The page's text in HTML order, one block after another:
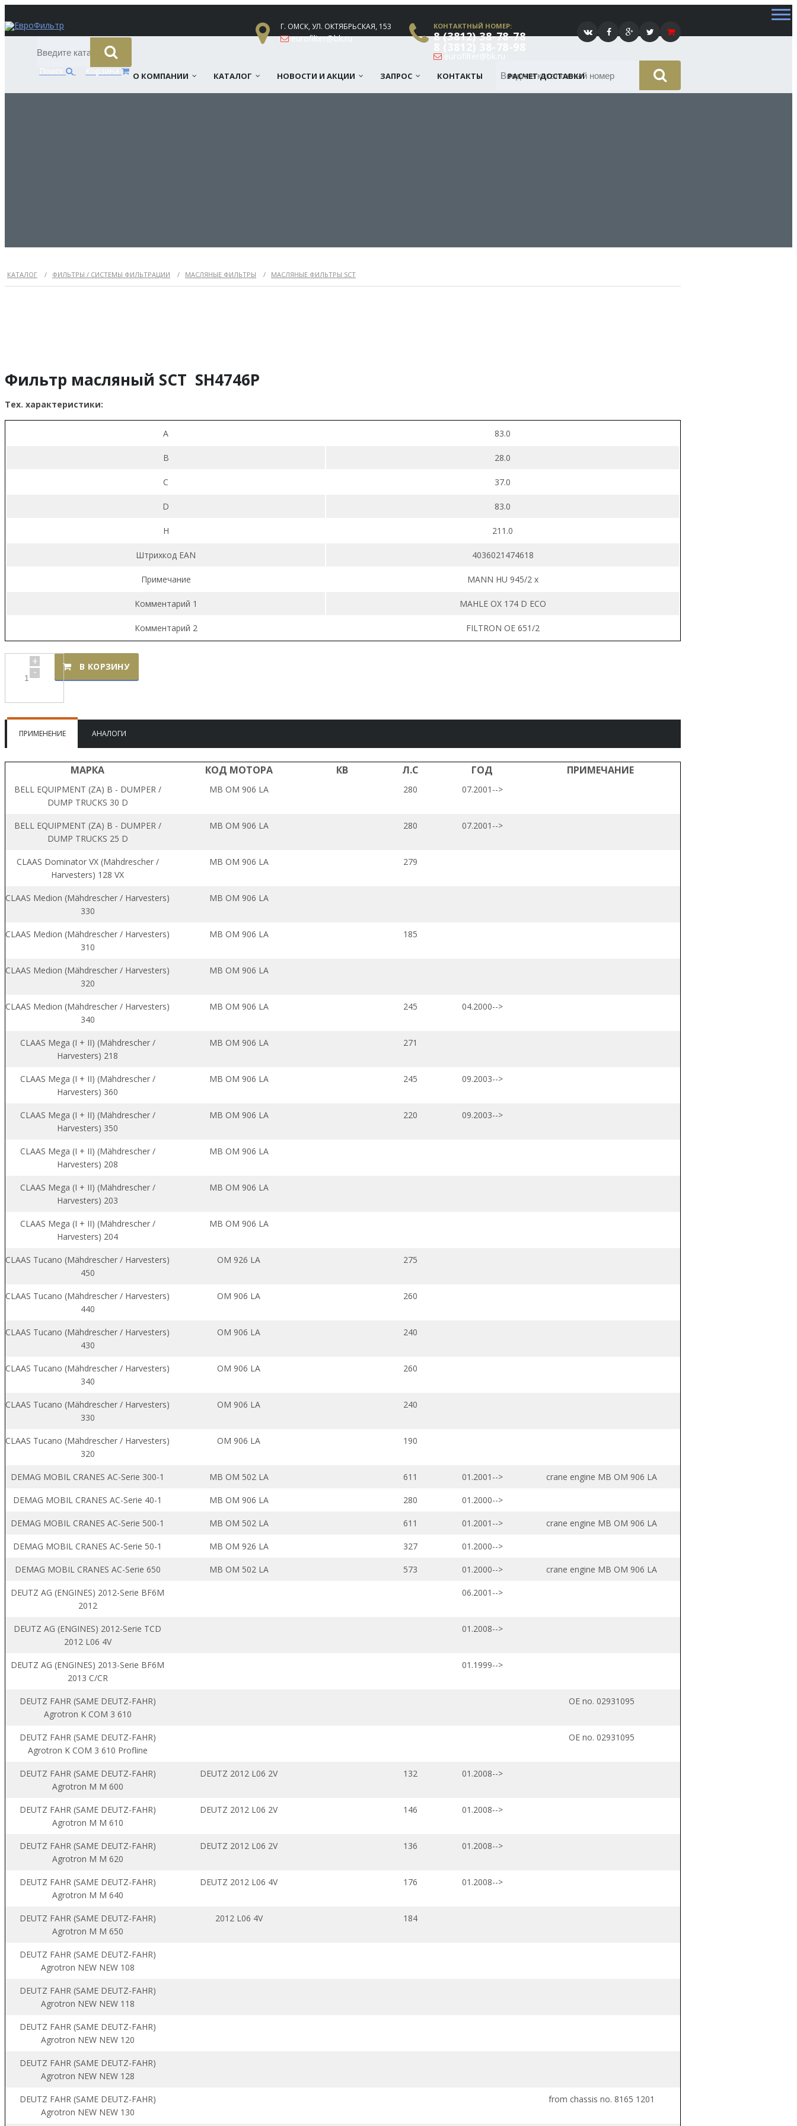
Корзина
КОНТАКТНЫЙ НОМЕР:
8 (3812) 38-78-78
eurofilter@bk.ru
Г. ОМСК, УЛ. ОКТЯБРЬСКАЯ, 153
eurofilter@bk.ru
О КОМПАНИИ КАТАЛОГ НОВОСТИ И АКЦИИ ЗАПРОС КОНТАКТЫ РАСЧЕТ ДОСТАВКИ
КАТАЛОГ / ФИЛЬТРЫ / СИСТЕМЫ ФИЛЬТРАЦИИ / МАСЛЯНЫЕ ФИЛЬТРЫ / МАСЛЯНЫЕ ФИЛЬТРЫ SCT
Фильтр масляный SCT SH4746P
Тех. характеристики:
A 83.0
B 28.0
C 37.0
D 83.0
H 211.0
Штрихкод EAN 4036021474618
Примечание MANN HU 945/2 x
Комментарий 1 MAHLE OX 174 D ECO
Комментарий 2 FILTRON OE 651/2
+
- В КОРЗИНУ
ПРИМЕНЕНИЕ АНАЛОГИ
МАРКА КОД МОТОРА КВ Л.С ГОД ПРИМЕЧАНИЕ
BELL EQUIPMENT (ZA) B - DUMPER /
DUMP TRUCKS 30 D
MB OM 906 LA 280 07.2001-->
BELL EQUIPMENT (ZA) B - DUMPER /
DUMP TRUCKS 25 D
MB OM 906 LA 280 07.2001-->
CLAAS Dominator VX (Mähdrescher /
Harvesters) 128 VX
MB OM 906 LA 279
CLAAS Medion (Mähdrescher / Harvesters)
330
MB OM 906 LA
CLAAS Medion (Mähdrescher / Harvesters)
310
MB OM 906 LA 185
CLAAS Medion (Mähdrescher / Harvesters)
320
MB OM 906 LA
CLAAS Medion (Mähdrescher / Harvesters)
340
MB OM 906 LA 245 04.2000-->
CLAAS Mega (I + II) (Mähdrescher /
Harvesters) 218
MB OM 906 LA 271
CLAAS Mega (I + II) (Mähdrescher /
Harvesters) 360
MB OM 906 LA 245 09.2003-->
CLAAS Mega (I + II) (Mähdrescher /
Harvesters) 350
MB OM 906 LA 220 09.2003-->
CLAAS Mega (I + II) (Mähdrescher /
Harvesters) 208
MB OM 906 LA
CLAAS Mega (I + II) (Mähdrescher /
Harvesters) 203
MB OM 906 LA
CLAAS Mega (I + II) (Mähdrescher /
Harvesters) 204
MB OM 906 LA
CLAAS Tucano (Mähdrescher / Harvesters)
450
OM 926 LA 275
CLAAS Tucano (Mähdrescher / Harvesters)
440
OM 906 LA 260
CLAAS Tucano (Mähdrescher / Harvesters)
430
OM 906 LA 240
CLAAS Tucano (Mähdrescher / Harvesters)
340
OM 906 LA 260
CLAAS Tucano (Mähdrescher / Harvesters)
330
OM 906 LA 240
CLAAS Tucano (Mähdrescher / Harvesters)
320
OM 906 LA 190
DEMAG MOBIL CRANES AC-Serie 300-1 MB OM 502 LA 611 01.2001--> crane engine MB OM 906 LA
DEMAG MOBIL CRANES AC-Serie 40-1 MB OM 906 LA 280 01.2000-->
DEMAG MOBIL CRANES AC-Serie 500-1 MB OM 502 LA 611 01.2001--> crane engine MB OM 906 LA
DEMAG MOBIL CRANES AC-Serie 50-1 MB OM 926 LA 327 01.2000-->
DEMAG MOBIL CRANES AC-Serie 650 MB OM 502 LA 573 01.2000--> crane engine MB OM 906 LA
DEUTZ AG (ENGINES) 2012-Serie BF6M
2012
06.2001-->
DEUTZ AG (ENGINES) 2012-Serie TCD
2012 L06 4V
01.2008-->
DEUTZ AG (ENGINES) 2013-Serie BF6M
2013 C/CR
01.1999-->
DEUTZ FAHR (SAME DEUTZ-FAHR)
Agrotron K COM 3 610
OE no. 02931095
DEUTZ FAHR (SAME DEUTZ-FAHR)
Agrotron K COM 3 610 Profline
OE no. 02931095
DEUTZ FAHR (SAME DEUTZ-FAHR)
Agrotron M M 600
DEUTZ 2012 L06 2V 132 01.2008-->
DEUTZ FAHR (SAME DEUTZ-FAHR)
Agrotron M M 610
DEUTZ 2012 L06 2V 146 01.2008-->
DEUTZ FAHR (SAME DEUTZ-FAHR)
Agrotron M M 620
DEUTZ 2012 L06 2V 136 01.2008-->
DEUTZ FAHR (SAME DEUTZ-FAHR)
Agrotron M M 640
DEUTZ 2012 L06 4V 176 01.2008-->
DEUTZ FAHR (SAME DEUTZ-FAHR)
Agrotron M M 650
2012 L06 4V 184
DEUTZ FAHR (SAME DEUTZ-FAHR)
Agrotron NEW NEW 108
DEUTZ FAHR (SAME DEUTZ-FAHR)
Agrotron NEW NEW 118
DEUTZ FAHR (SAME DEUTZ-FAHR)
Agrotron NEW NEW 120
DEUTZ FAHR (SAME DEUTZ-FAHR)
Agrotron NEW NEW 128
DEUTZ FAHR (SAME DEUTZ-FAHR)
Agrotron NEW NEW 130
from chassis no. 8165 1201